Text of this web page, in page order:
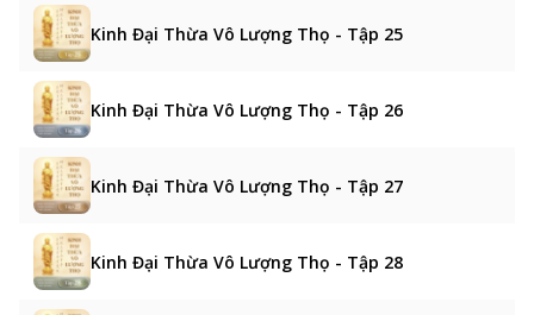
Kinh Đại Thừa Vô Lượng Thọ - Tập 25
Kinh Đại Thừa Vô Lượng Thọ - Tập 26
Kinh Đại Thừa Vô Lượng Thọ - Tập 27
Kinh Đại Thừa Vô Lượng Thọ - Tập 28